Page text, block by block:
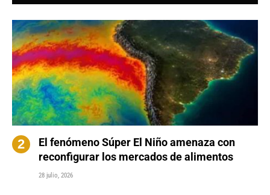
El fenómeno Súper El Niño amenaza con
reconfigurar los mercados de alimentos
28 julio, 2026